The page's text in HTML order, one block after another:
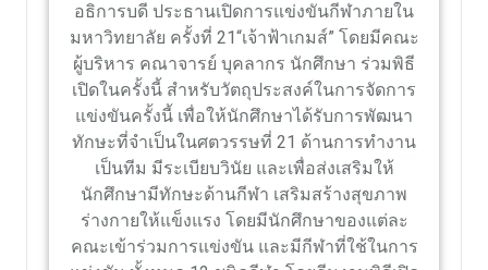
อธิการบดี ประธานเปิดการแข่งขันกีฬาภายใน
มหาวิทยาลัย ครั้งที่ 21“เจ้าฟ้าเกมส์” โดยมีคณะ
ผู้บริหาร คณาจารย์ บุคลากร นักศึกษา ร่วมพิธี
เปิดในครั้งนี้ สำหรับวัตถุประสงค์ในการจัดการ
แข่งขันครั้งนี้ เพื่อให้นักศึกษาได้รับการพัฒนา
ทักษะที่จำเป็นในศตวรรษที่ 21 ด้านการทำงาน
เป็นทีม มีระเบียบวินัย และเพื่อส่งเสริมให้
นักศึกษามีทักษะด้านกีฬา เสริมสร้างสุขภาพ
ร่างกายให้แข็งแรง โดยมีนักศึกษาของแต่ละ
คณะเข้าร่วมการแข่งขัน และมีกีฬาที่ใช้ในการ